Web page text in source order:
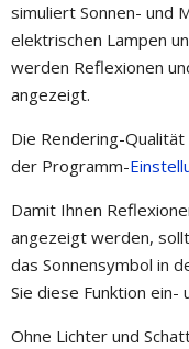
simuliert Sonnen- und
elektrischen Lampen
werden Reflexionen
angezeigt.
Die Rendering-
der Programm-
Damit Ihnen
angezeigt werden,
das Sonnensymbol in
Sie diese Funktion ein-
Ohne Lichter und